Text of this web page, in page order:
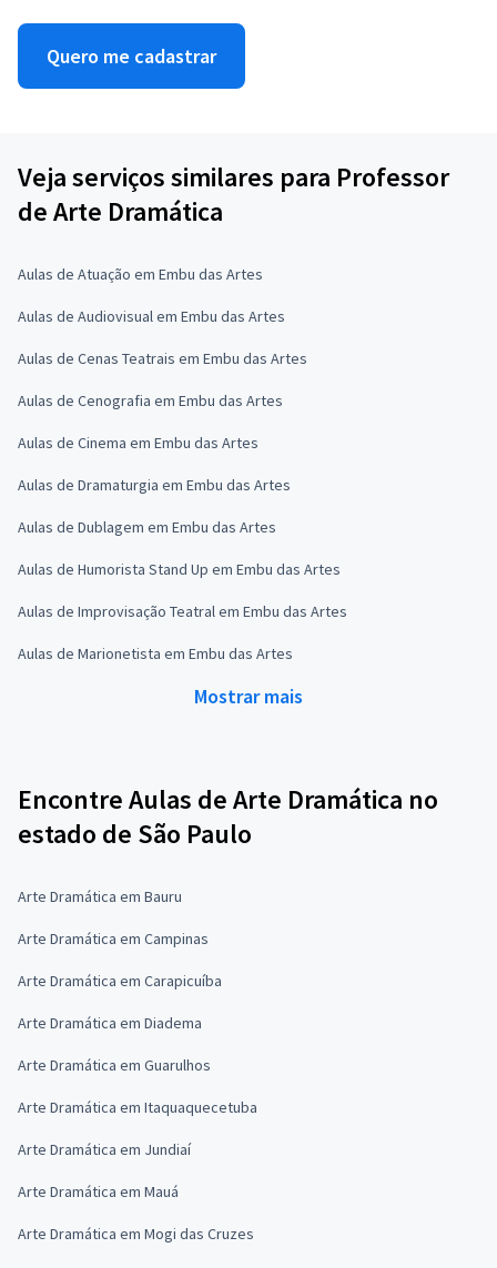
Quero me cadastrar
Veja serviços similares para Professor
de Arte Dramática
Aulas de Atuação em Embu das Artes
Aulas de Audiovisual em Embu das Artes
Aulas de Cenas Teatrais em Embu das Artes
Aulas de Cenografia em Embu das Artes
Aulas de Cinema em Embu das Artes
Aulas de Dramaturgia em Embu das Artes
Aulas de Dublagem em Embu das Artes
Aulas de Humorista Stand Up em Embu das Artes
Aulas de Improvisação Teatral em Embu das Artes
Aulas de Marionetista em Embu das Artes
Mostrar mais
Encontre Aulas de Arte Dramática no
estado de São Paulo
Arte Dramática em Bauru
Arte Dramática em Campinas
Arte Dramática em Carapicuíba
Arte Dramática em Diadema
Arte Dramática em Guarulhos
Arte Dramática em Itaquaquecetuba
Arte Dramática em Jundiaí
Arte Dramática em Mauá
Arte Dramática em Mogi das Cruzes